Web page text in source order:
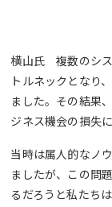
横山氏 複数のシス
トルネックとなり
ました。その結果
ジネス機会の損失
当時は属人的なノ
ましたが、この問
るだろうと私たち